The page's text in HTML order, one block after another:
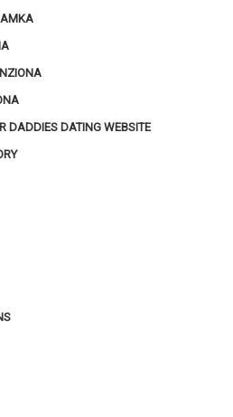
DADDIES DATING WEBSITE